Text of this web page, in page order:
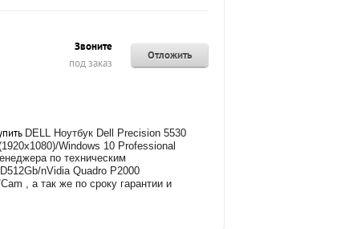
Звоните
под заказ
Отложить
DELL Ноутбук Dell Precision 5530
Windows 10 Professional
по техническим
nVidia Quadro P2000
, а так же по сроку гарантии и